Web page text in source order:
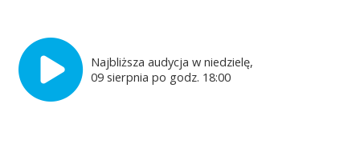
Najbliższa audycja w niedzielę,
09 sierpnia po godz. 18:00